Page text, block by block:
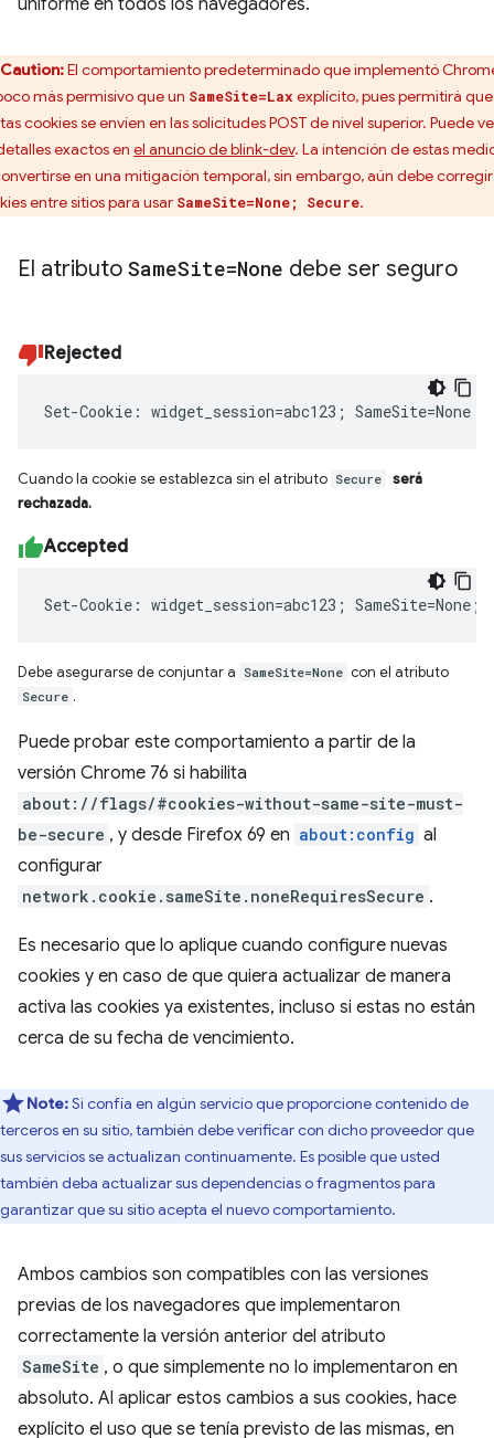
Caution:El comportamiento predeterminado que implementó
más permisivo que un SameSite=Lax explícito, pues permitirá que
cookies se envíen en las solicitudes POST de nivel superior. Puede
exactos en el anuncio de blink-dev. La intención de estas
en una mitigación temporal, sin embargo, aún debe corregir
entre sitios para usar SameSite=None; Secure.
El atributo SameSite=None debe ser seguro
Rejected
Set-Cookie: widget_session=abc123; SameSite=None
Cuando la cookie se establezca sin el atributo Secure
será
rechazada.
Accepted
Set-Cookie: widget_session=abc123; SameSite=None;
Debe asegurarse de conjuntar a SameSite=None con el atributo
Secure .
Puede probar este comportamiento a partir de la
versión Chrome 76 si habilita
about://flags/#cookies-without-same-site-must-
be-secure , y desde Firefox 69 en about:config al
configurar
network.cookie.sameSite.noneRequiresSecure .
Es necesario que lo aplique cuando configure nuevas
cookies y en caso de que quiera actualizar de manera
activa las cookies ya existentes, incluso si estas no están
cerca de su fecha de vencimiento.
Note:Si confía en algún servicio que proporcione contenido de
terceros en su sitio, también debe verificar con dicho proveedor que
sus servicios se actualizan continuamente. Es posible que usted
también deba actualizar sus dependencias o fragmentos para
garantizar que su sitio acepta el nuevo comportamiento.
Ambos cambios son compatibles con las versiones
previas de los navegadores que implementaron
correctamente la versión anterior del atributo
SameSite , o que simplemente no lo implementaron en
absoluto. Al aplicar estos cambios a sus cookies, hace
explícito el uso que se tenía previsto de las mismas, en